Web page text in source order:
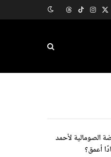
X
الانستغرام
تيكتوكThreads
الصومالية لأحمد
أعمق؟